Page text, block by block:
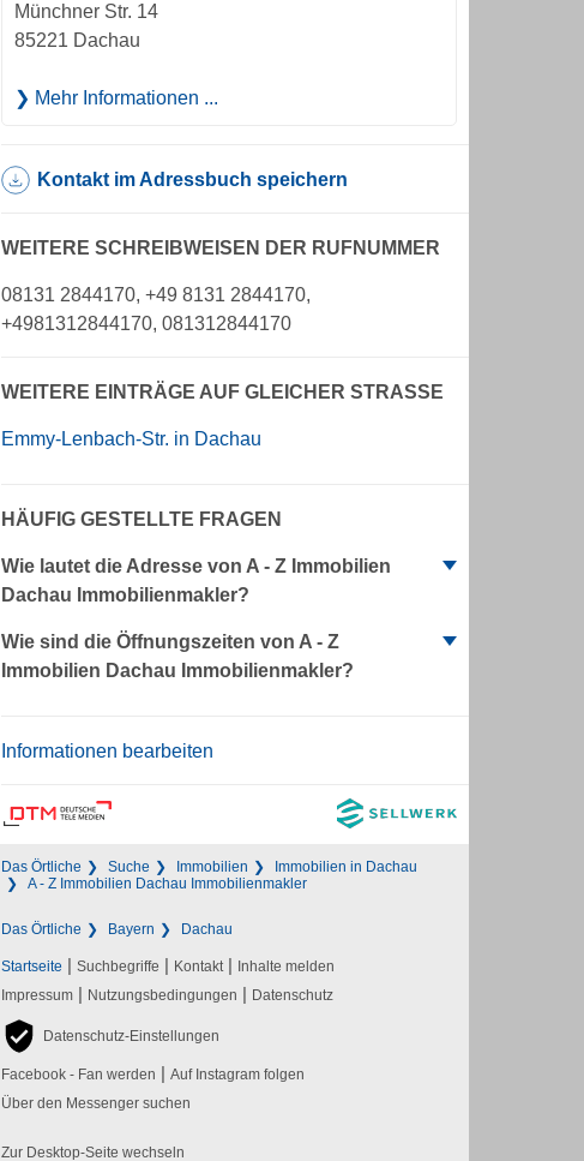
Münchner Str. 14
85221 Dachau
Mehr Informationen ...
Kontakt im Adressbuch speichern
WEITERE SCHREIBWEISEN DER RUFNUMMER
08131 2844170, +49 8131 2844170,
+4981312844170, 081312844170
WEITERE EINTRÄGE AUF GLEICHER STRASSE
Emmy-Lenbach-Str. in Dachau
HÄUFIG GESTELLTE FRAGEN
Wie lautet die Adresse von A - Z Immobilien
Dachau Immobilienmakler?
Wie sind die Öffnungszeiten von A - Z
Immobilien Dachau Immobilienmakler?
Informationen bearbeiten
Das Örtliche Suche Immobilien
Immobilien in Dachau
A - Z Immobilien Dachau Immobilienmakler
Das Örtliche Bayern Dachau
Startseite | Suchbegriffe | Kontakt | Inhalte melden
Impressum | Nutzungsbedingungen | Datenschutz
Datenschutz-Einstellungen
Facebook - Fan werden | Auf Instagram folgen
Über den Messenger suchen
Zur Desktop-Seite wechseln